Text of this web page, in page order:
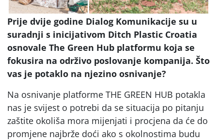
Prije dvije godine Dialog Komunikacije su u
suradnji s inicijativom Ditch Plastic Croatia
osnovale The Green Hub platformu koja se
fokusira na održivo poslovanje kompanija. Što
vas je potaklo na njezino osnivanje?
Na osnivanje platforme THE GREEN HUB potakla
nas je svijest o potrebi da se situacija po pitanju
zaštite okoliša mora mijenjati i procjena da će do
promjene najbrže doći ako s okolnostima budu